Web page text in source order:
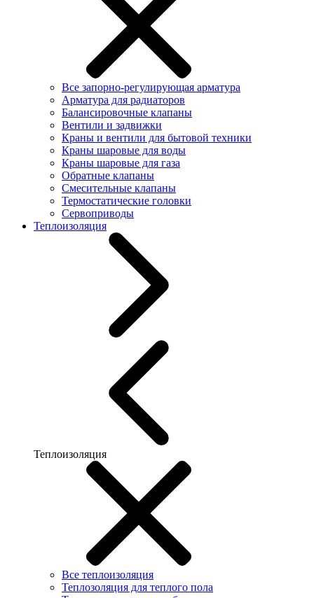
Все запорно-регулирующая арматура
Арматура для радиаторов
Балансировочные клапаны
Вентили и задвижки
Краны и вентили для бытовой техники
Краны шаровые для воды
Краны шаровые для газа
Обратные клапаны
Смесительные клапаны
Термостатические головки
Сервоприводы
Теплоизоляция
Теплоизоляция
Все теплоизоляция
Теплозоляция для теплого пола